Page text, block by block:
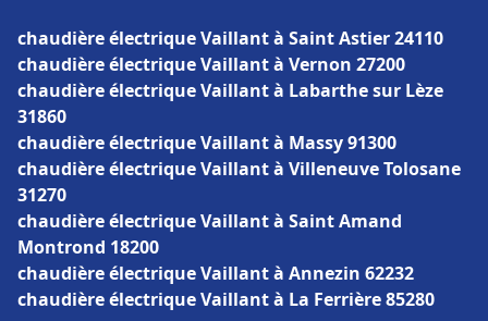
chaudière électrique Vaillant à Saint Astier 24110
chaudière électrique Vaillant à Vernon 27200
chaudière électrique Vaillant à Labarthe sur Lèze
31860
chaudière électrique Vaillant à Massy 91300
chaudière électrique Vaillant à Villeneuve Tolosane
31270
chaudière électrique Vaillant à Saint Amand
Montrond 18200
chaudière électrique Vaillant à Annezin 62232
chaudière électrique Vaillant à La Ferrière 85280